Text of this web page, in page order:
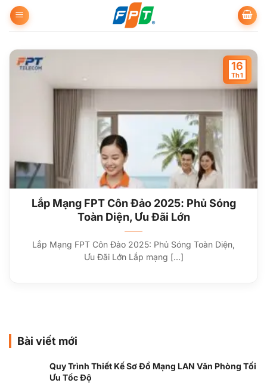
qua
dung
Lắp Mạng FPT Côn Đảo 2025: Phủ Sóng
Toàn Diện, Ưu Đãi Lớn
Lắp Mạng FPT Côn Đảo 2025: Phủ Sóng Toàn Diện,
Ưu Đãi Lớn Lắp mạng [...]
16
Th1
Bài viết mới
Quy Trình Thiết Kế Sơ Đồ Mạng LAN Văn Phòng Tối
Ưu Tốc Độ